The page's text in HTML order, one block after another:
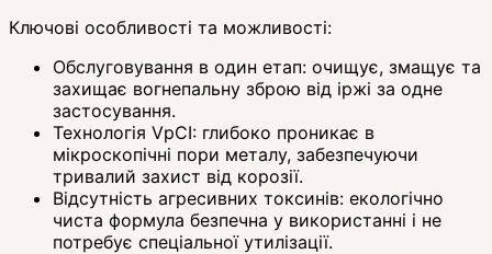
Ключові особливості та можливості:
Обслуговування в один етап: очищує, змащує та
захищає вогнепальну зброю від іржі за одне
застосування.
Технологія VpCI: глибоко проникає в
мікроскопічні пори металу, забезпечуючи
тривалий захист від корозії.
Відсутність агресивних токсинів: екологічно
чиста формула безпечна у використанні і не
потребує спеціальної утилізації.